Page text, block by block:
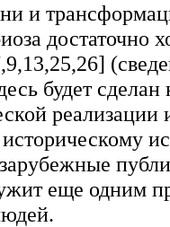
и
будет
реализации
еще одним